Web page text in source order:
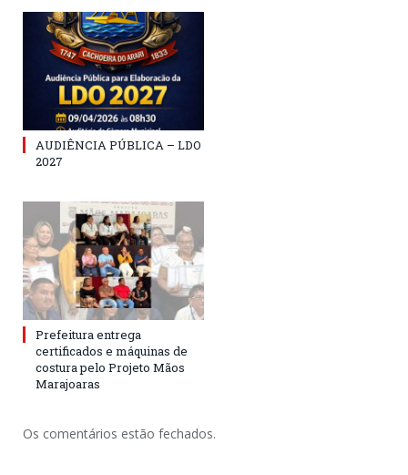
AUDIÊNCIA PÚBLICA – LDO
2027
Prefeitura entrega
certificados e máquinas de
costura pelo Projeto Mãos
Marajoaras
Os comentários estão fechados.